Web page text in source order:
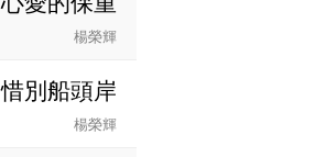
楊榮輝
惜別船頭岸
楊榮輝